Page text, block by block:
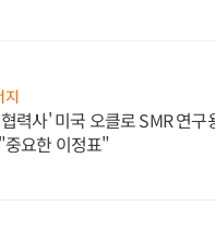
지
력사' 미국 오클로 SMR 연
요한 이정표"